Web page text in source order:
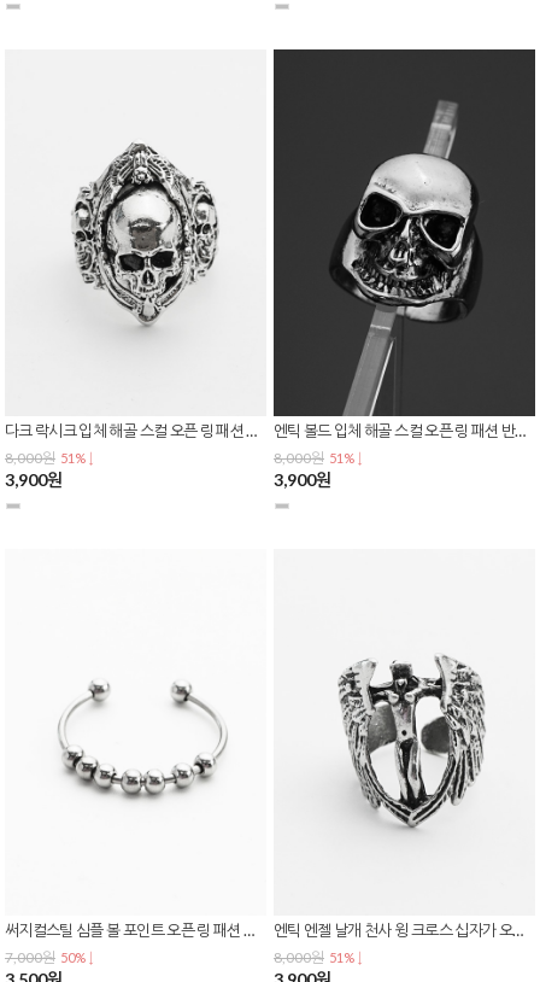
다크 락시크 입체 해골 스컬 오픈 링 패션 반지 R-0158
8,000원 51% ↓
3,900원
엔틱 볼드 입체 해골 스컬 오픈 링 패션 반지 R-0157
8,000원 51% ↓
3,900원
써지컬스틸 심플 볼 포인트 오픈 링 패션 반지 R-0156
7,000원 50% ↓
엔틱 엔젤 날개 천사 윙 크로스 십자가 오픈링 패션 반지 R-0155
8,000원 51% ↓